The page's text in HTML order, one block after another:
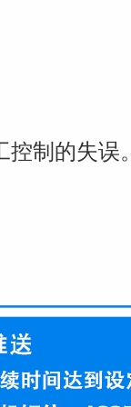
制的失误。